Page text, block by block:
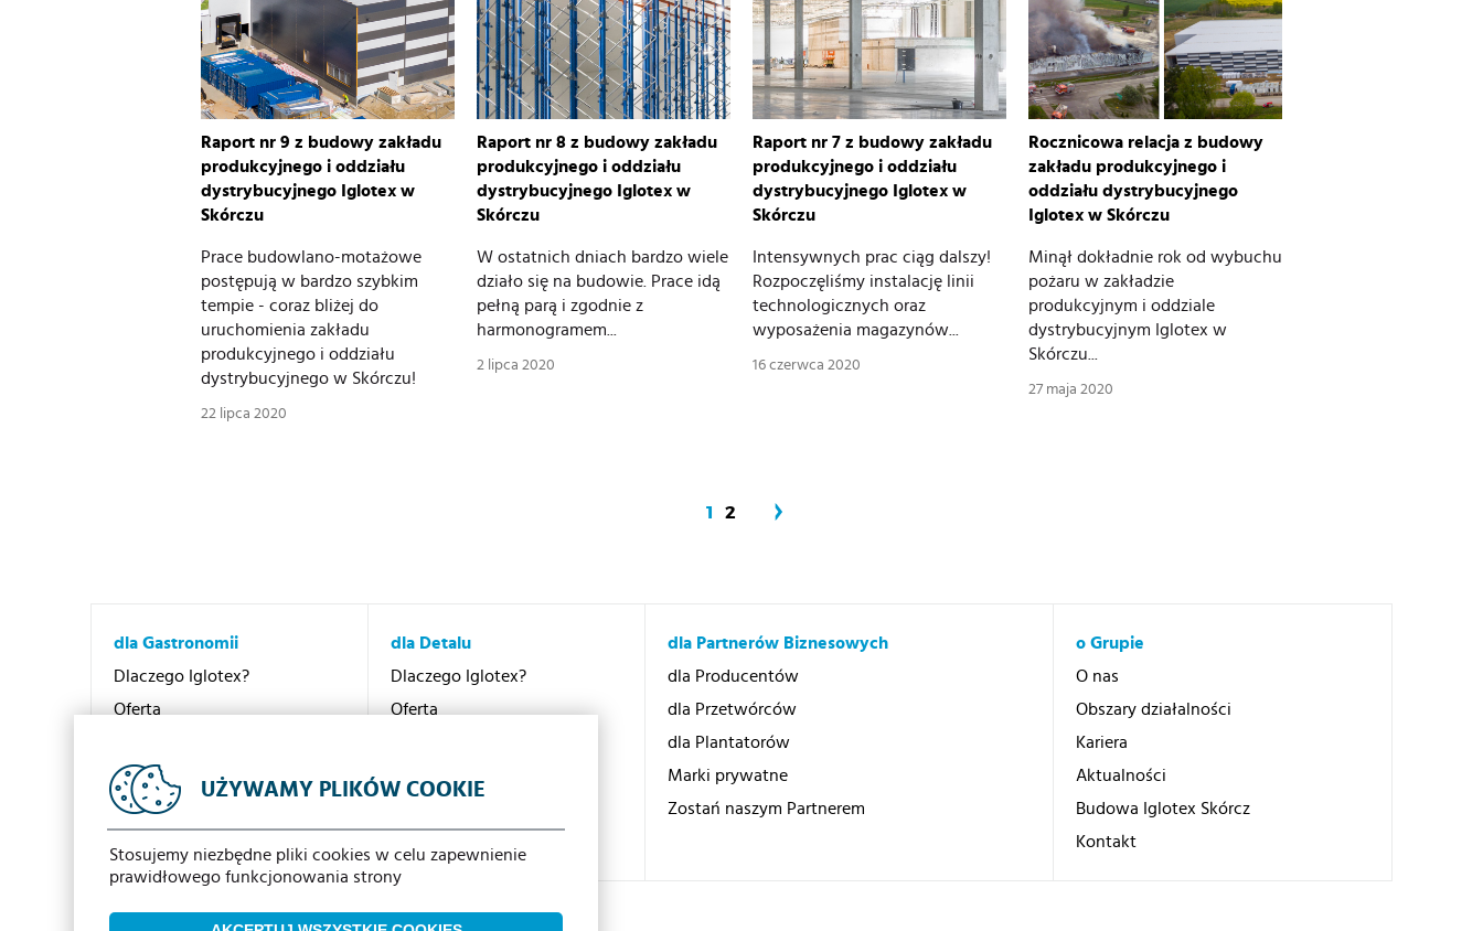
Raport nr 9 z budowy zakładu
produkcyjnego i oddziału
dystrybucyjnego Iglotex w
Skórczu
Prace budowlano-motażowe
postępują w bardzo szybkim
tempie - coraz bliżej do
uruchomienia zakładu
produkcyjnego i oddziału
dystrybucyjnego w Skórczu!
22 lipca 2020
Raport nr 8 z budowy zakładu
produkcyjnego i oddziału
dystrybucyjnego Iglotex w
Skórczu
W ostatnich dniach bardzo wiele
działo się na budowie. Prace idą
pełną parą i zgodnie z
harmonogramem...
2 lipca 2020
Raport nr 7 z budowy zakładu
produkcyjnego i oddziału
dystrybucyjnego Iglotex w
Skórczu
Intensywnych prac ciąg dalszy!
Rozpoczęliśmy instalację linii
technologicznych oraz
wyposażenia magazynów...
16 czerwca 2020
Rocznicowa relacja z budowy
zakładu produkcyjnego i
oddziału dystrybucyjnego
Iglotex w Skórczu
Minął dokładnie rok od wybuchu
pożaru w zakładzie
produkcyjnym i oddziale
dystrybucyjnym Iglotex w
Skórczu...
27 maja 2020
1 2
UŻYWAMY PLIKÓW COOKIE
Stosujemy niezbędne pliki cookies w celu zapewnienie
prawidłowego funkcjonowania strony
dla Gastronomii
Dlaczego Iglotex?
Oferta
Kontakt
Sieć dystrybucji
dla Detalu
Dlaczego Iglotex?
Oferta
dla Partnerów Biznesowych
dla Producentów
dla Przetwórców
dla Plantatorów
Marki prywatne
Zostań naszym Partnerem
o Grupie
O nas
Obszary działalności
Kariera
Aktualności
Budowa Iglotex Skórcz
Kontakt